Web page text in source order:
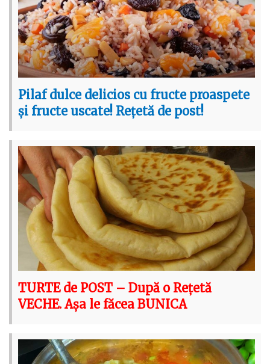
Pilaf dulce delicios cu fructe proaspete
și fructe uscate! Rețetă de post!
TURTE de POST – După o Rețetă
VECHE. Așa le făcea BUNICA